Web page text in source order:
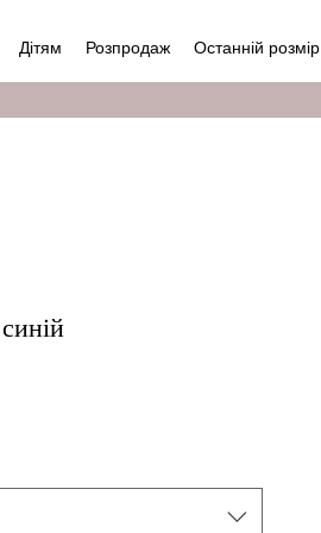
Дітям Розпродаж Останній розмір